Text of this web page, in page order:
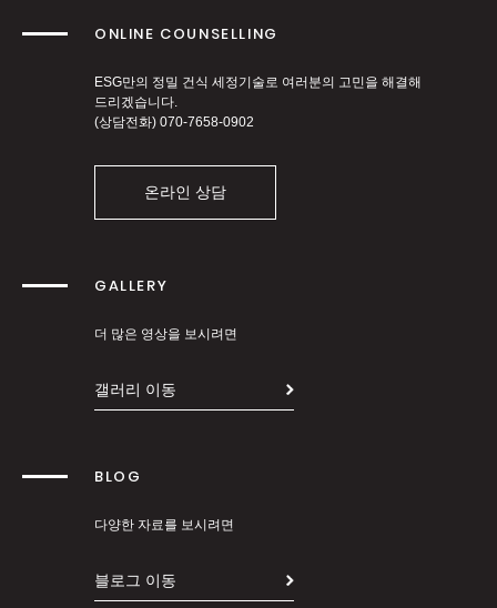
ONLINE COUNSELLING
ESG만의 정밀 건식 세정기술로 여러분의 고민을 해결해
드리겠습니다.
(상담전화) 070-7658-0902
온라인 상담
GALLERY
더 많은 영상을 보시려면
갤러리 이동
BLOG
다양한 자료를 보시려면
블로그 이동